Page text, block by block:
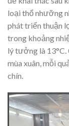
loại thổ nhưỡng
phát triển thuận
trong khoảng
lý tưởng là 13°C.
mùa xuân, mỗi
chín.